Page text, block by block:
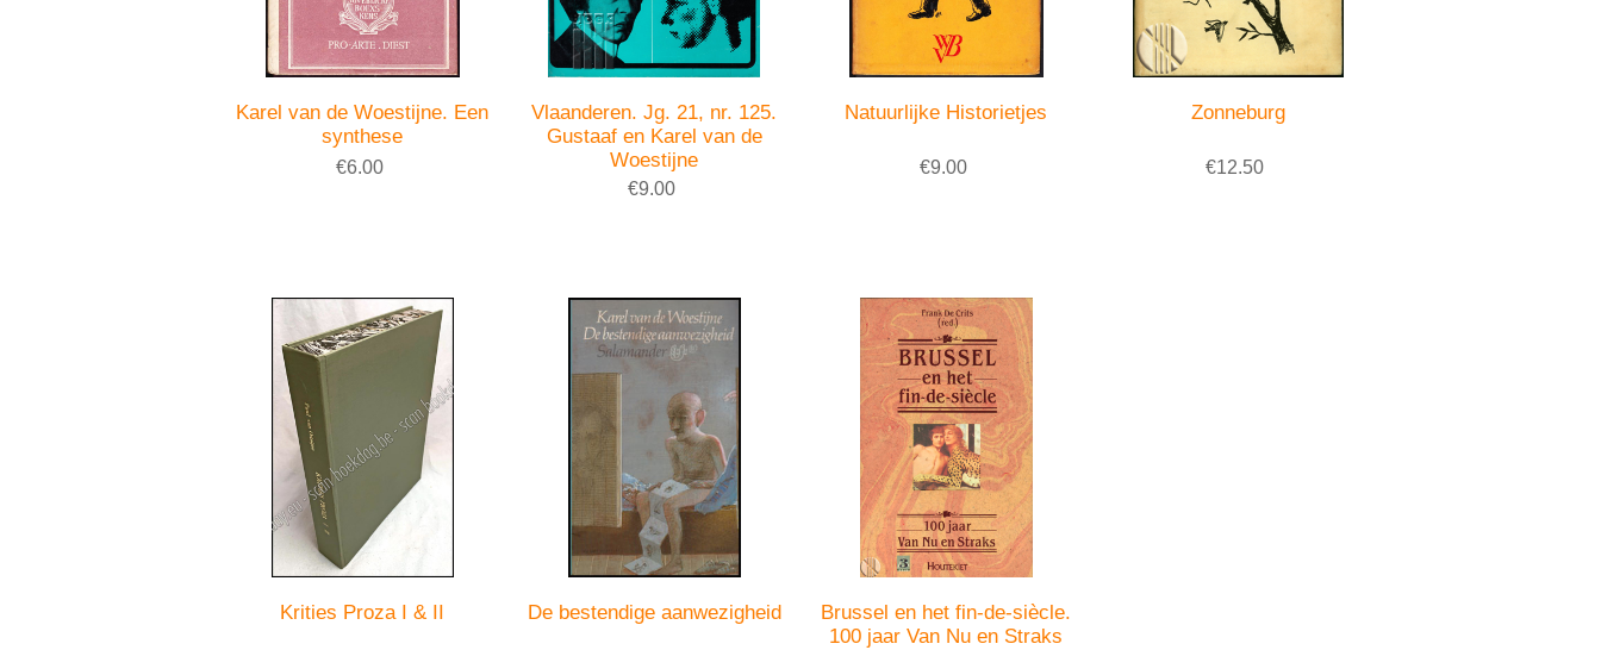
Karel van de Woestijne. Een
synthese
€6.00
Vlaanderen. Jg. 21, nr. 125.
Gustaaf en Karel van de
Woestijne
€9.00
Natuurlijke Historietjes
€9.00
Zonneburg
€12.50
Krities Proza I & II De bestendige aanwezigheid
Brussel en het fin-de-siècle.
100 jaar Van Nu en Straks